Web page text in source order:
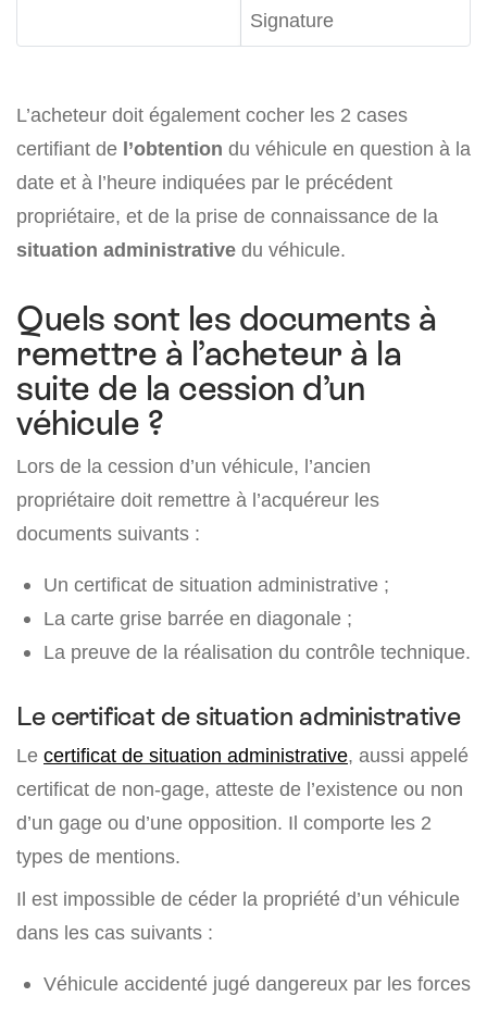
Signature
L’acheteur doit également cocher les 2 cases
certifiant de l’obtention du véhicule en question à la
date et à l’heure indiquées par le précédent
propriétaire, et de la prise de connaissance de la
situation administrative du véhicule.
Quels sont les documents à
remettre à l’acheteur à la
suite de la cession d’un
véhicule ?
Lors de la cession d’un véhicule, l’ancien
propriétaire doit remettre à l’acquéreur les
documents suivants :
Un certificat de situation administrative ;
‍La carte grise barrée en diagonale ;
La preuve de la réalisation du contrôle technique.
Le certificat de situation administrative
Le certificat de situation administrative, aussi appelé
certificat de non-gage, atteste de l’existence ou non
d’un gage ou d’une opposition. Il comporte les 2
types de mentions.
Il est impossible de céder la propriété d’un véhicule
dans les cas suivants :
Véhicule accidenté jugé dangereux par les forces